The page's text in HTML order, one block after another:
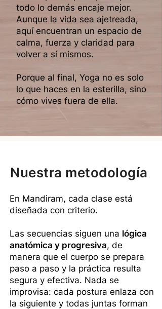
todo lo demás encaje mejor.
Aunque la vida sea ajetreada,
aquí encuentran un espacio de
calma, fuerza y claridad para
volver a sí mismos.
Porque al final, Yoga no es solo
lo que haces en la esterilla, sino
cómo vives fuera de ella.
Nuestra metodología
En Mandiram, cada clase está
diseñada con criterio.
Las secuencias siguen una lógica
anatómica y progresiva, de
manera que el cuerpo se prepara
paso a paso y la práctica resulta
segura y efectiva. Nada se
improvisa: cada postura enlaza con
la siguiente y todas juntas forman